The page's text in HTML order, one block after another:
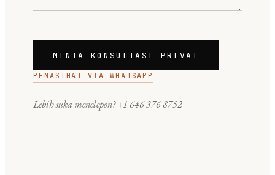
MINTA KONSULTASI PRIVAT
PENASIHAT VIA WHATSAPP
Lebih suka menelepon?+1 646 376 8752